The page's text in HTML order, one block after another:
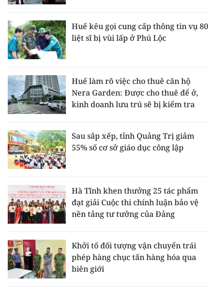
Huế kêu gọi cung cấp thông tin vụ 80
liệt sĩ bị vùi lấp ở Phú Lộc
Huế làm rõ việc cho thuê căn hộ
Nera Garden: Được cho thuê để ở,
kinh doanh lưu trú sẽ bị kiểm tra
Sau sắp xếp, tỉnh Quảng Trị giảm
55% số cơ sở giáo dục công lập
Hà Tĩnh khen thưởng 25 tác phẩm
đạt giải Cuộc thi chính luận bảo vệ
nền tảng tư tưởng của Đảng
Khởi tố đối tượng vận chuyển trái
phép hàng chục tấn hàng hóa qua
biên giới